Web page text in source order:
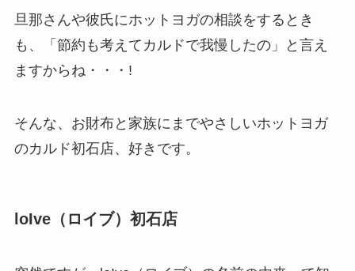
旦那さんや彼氏にホットヨガの相談をするとき
も、「節約も考えてカルドで我慢したの」と言え
ますからね・・・!
そんな、お財布と家族にまでやさしいホットヨガ
のカルド初石店、好きです。
loIve（ロイブ）初石店